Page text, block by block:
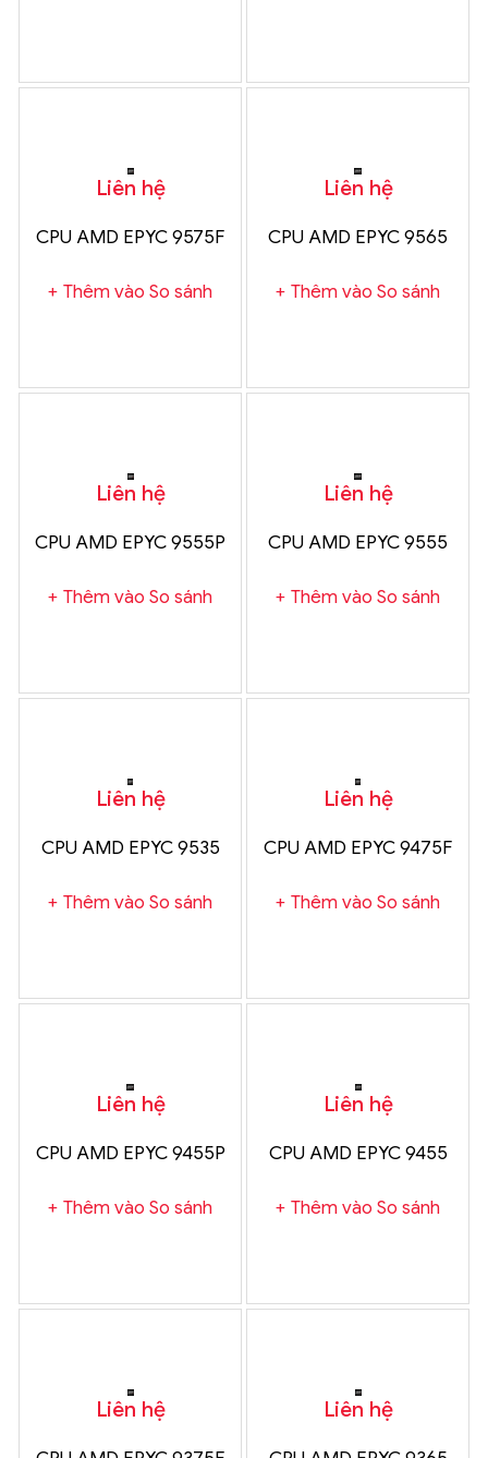
Liên hệ
CPU AMD EPYC 9575F
Thêm vào So sánh
Liên hệ
CPU AMD EPYC 9565
Thêm vào So sánh
Liên hệ
CPU AMD EPYC 9555P
Thêm vào So sánh
Liên hệ
CPU AMD EPYC 9555
Thêm vào So sánh
Liên hệ
CPU AMD EPYC 9535
Thêm vào So sánh
Liên hệ
CPU AMD EPYC 9475F
Thêm vào So sánh
Liên hệ
CPU AMD EPYC 9455P
Thêm vào So sánh
Liên hệ
CPU AMD EPYC 9455
Thêm vào So sánh
Liên hệ Liên hệ